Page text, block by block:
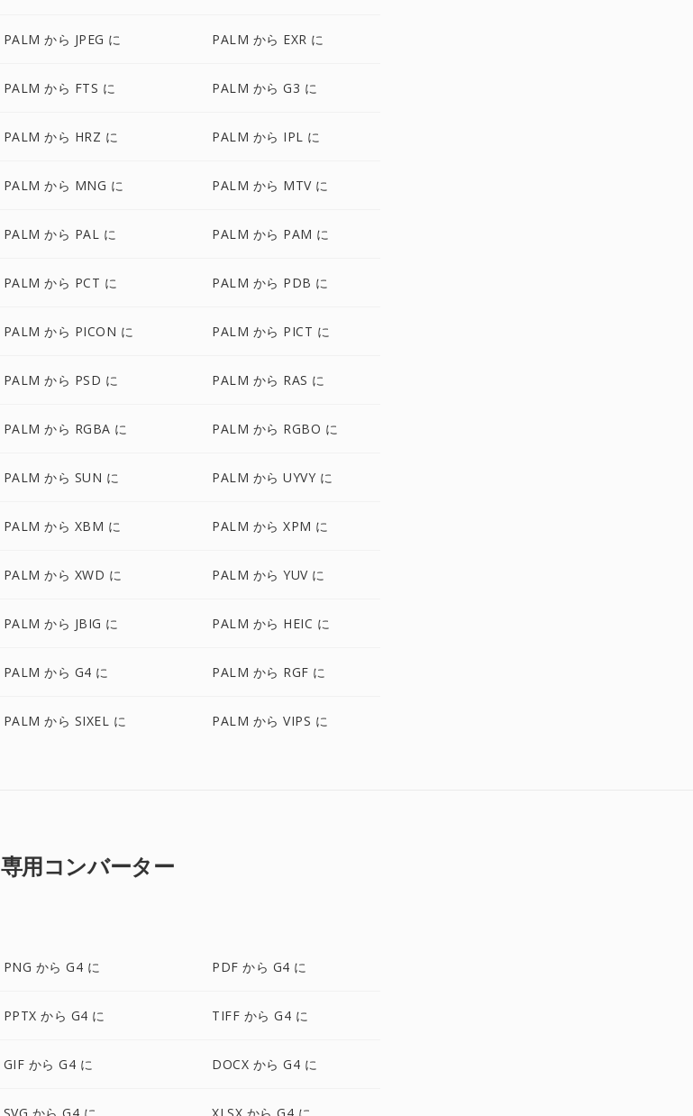
PALM から JPEG に PALM から EXR に
PALM から FTS に PALM から G3 に
PALM から HRZ に PALM から IPL に
PALM から MNG に PALM から MTV に
PALM から PAL に PALM から PAM に
PALM から PCT に PALM から PDB に
PALM から PICON に PALM から PICT に
PALM から PSD に PALM から RAS に
PALM から RGBA に PALM から RGBO に
PALM から SUN に PALM から UYVY に
PALM から XBM に PALM から XPM に
PALM から XWD に PALM から YUV に
PALM から JBIG に PALM から HEIC に
PALM から G4 に PALM から RGF に
PALM から SIXEL に PALM から VIPS に
専用コンバーター
PNG から G4 に PDF から G4 に
PPTX から G4 に TIFF から G4 に
GIF から G4 に DOCX から G4 に